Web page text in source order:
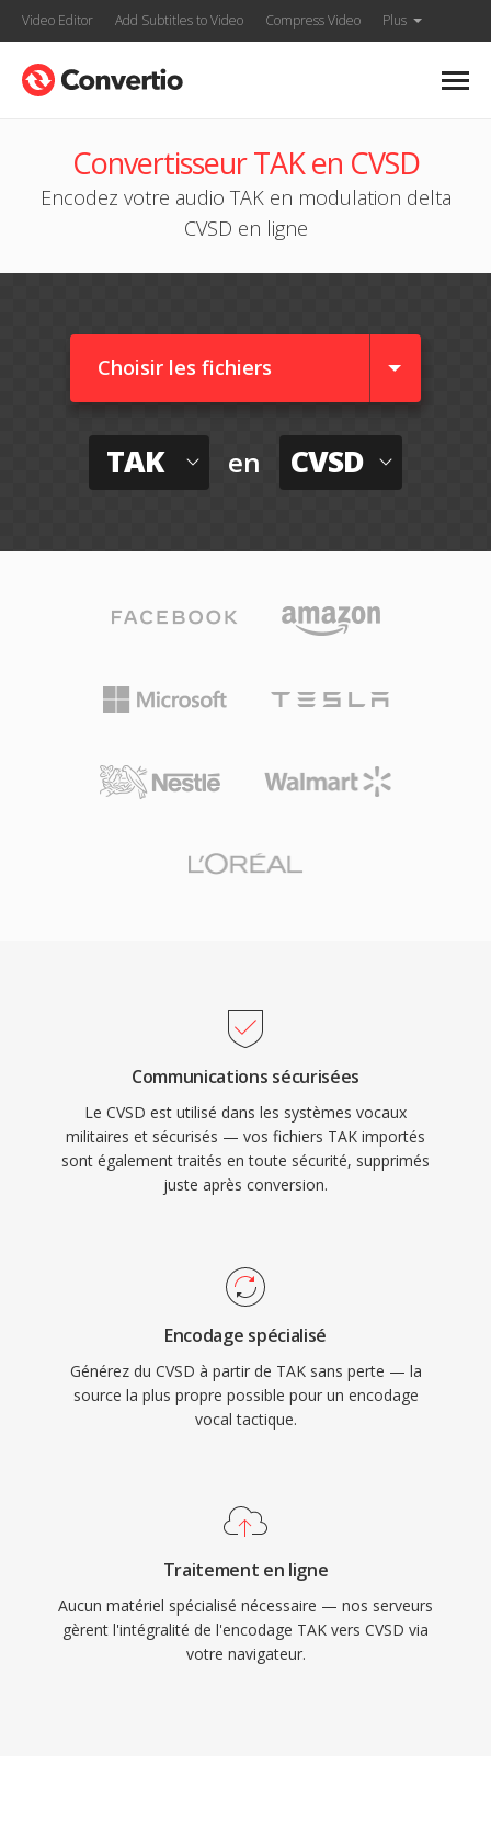
Video Editor Add Subtitles to Video Compress Video Plus
Convertisseur TAK en CVSD
Encodez votre audio TAK en modulation delta
CVSD en ligne
Choisir les fichiers
TAK en CVSD
Communications sécurisées
Le CVSD est utilisé dans les systèmes vocaux
militaires et sécurisés — vos fichiers TAK importés
sont également traités en toute sécurité, supprimés
juste après conversion.
Encodage spécialisé
Générez du CVSD à partir de TAK sans perte — la
source la plus propre possible pour un encodage
vocal tactique.
Traitement en ligne
Aucun matériel spécialisé nécessaire — nos serveurs
gèrent l'intégralité de l'encodage TAK vers CVSD via
votre navigateur.